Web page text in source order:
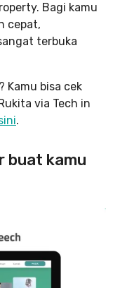
Bagi kamu
cepat,
terbuka
Kamu bisa cek
via Tech in
.
buat kamu